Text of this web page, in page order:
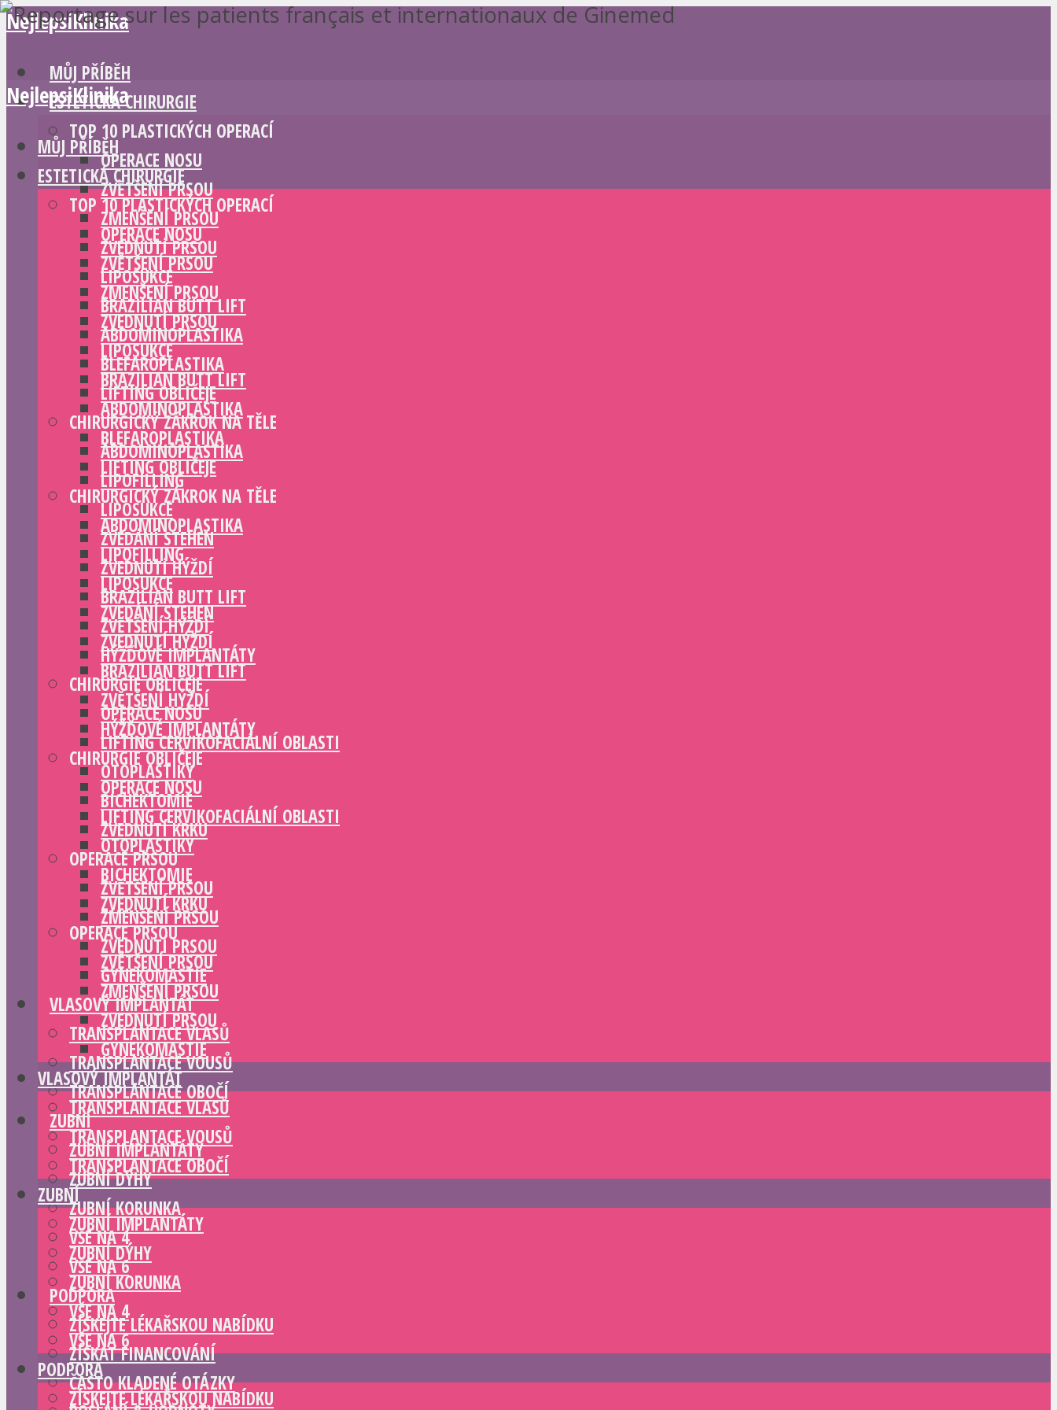
NejlepsiKlinika
MŮJ PŘÍBĚH
ESTETICKÁ CHIRURGIE
TOP 10 PLASTICKÝCH OPERACÍ
OPERACE NOSU
ZVĚTŠENÍ PRSOU
ZMENŠENÍ PRSOU
ZVEDNUTÍ PRSOU
LIPOSUKCE
BRAZILIAN BUTT LIFT
ABDOMINOPLASTIKA
BLEFAROPLASTIKA
LIFTING OBLIČEJE
CHIRURGICKÝ ZÁKROK NA TĚLE
ABDOMINOPLASTIKA
LIPOFILLING
LIPOSUKCE
ZVEDÁNÍ STEHEN
ZVEDNUTÍ HÝŽDÍ
BRAZILIAN BUTT LIFT
ZVĚTŠENÍ HÝŽDÍ
HÝŽĎOVÉ IMPLANTÁTY
CHIRURGIE OBLIČEJE
OPERACE NOSU
LIFTING CERVIKOFACIÁLNÍ OBLASTI
OTOPLASTIKY
BICHEKTOMIE
ZVEDNUTÍ KRKU
OPERACE PRSOU
ZVĚTŠENÍ PRSOU
ZMENŠENÍ PRSOU
ZVEDNUTÍ PRSOU
GYNEKOMASTIE
VLASOVÝ IMPLANTÁT
TRANSPLANTACE VLASŮ
TRANSPLANTACE VOUSŮ
TRANSPLANTACE OBOČÍ
ZUBNÍ
ZUBNÍ IMPLANTÁTY
ZUBNÍ DÝHY
ZUBNÍ KORUNKA
VŠE NA 4
VŠE NA 6
PODPORA
ZÍSKEJTE LÉKAŘSKOU NABÍDKU
ZÍSKAT FINANCOVÁNÍ
ČASTO KLADENÉ OTÁZKY
NejlepsiKlinika
MŮJ PŘÍBĚH
ESTETICKÁ CHIRURGIE
TOP 10 PLASTICKÝCH OPERACÍ
OPERACE NOSU
ZVĚTŠENÍ PRSOU
ZMENŠENÍ PRSOU
ZVEDNUTÍ PRSOU
LIPOSUKCE
BRAZILIAN BUTT LIFT
ABDOMINOPLASTIKA
BLEFAROPLASTIKA
LIFTING OBLIČEJE
CHIRURGICKÝ ZÁKROK NA TĚLE
ABDOMINOPLASTIKA
LIPOFILLING
LIPOSUKCE
ZVEDÁNÍ STEHEN
ZVEDNUTÍ HÝŽDÍ
BRAZILIAN BUTT LIFT
ZVĚTŠENÍ HÝŽDÍ
HÝŽĎOVÉ IMPLANTÁTY
CHIRURGIE OBLIČEJE
OPERACE NOSU
LIFTING CERVIKOFACIÁLNÍ OBLASTI
OTOPLASTIKY
BICHEKTOMIE
ZVEDNUTÍ KRKU
OPERACE PRSOU
ZVĚTŠENÍ PRSOU
ZMENŠENÍ PRSOU
ZVEDNUTÍ PRSOU
GYNEKOMASTIE
VLASOVÝ IMPLANTÁT
TRANSPLANTACE VLASŮ
TRANSPLANTACE VOUSŮ
TRANSPLANTACE OBOČÍ
ZUBNÍ
ZUBNÍ IMPLANTÁTY
ZUBNÍ DÝHY
ZUBNÍ KORUNKA
VŠE NA 4
VŠE NA 6
PODPORA
ZÍSKEJTE LÉKAŘSKOU NABÍDKU